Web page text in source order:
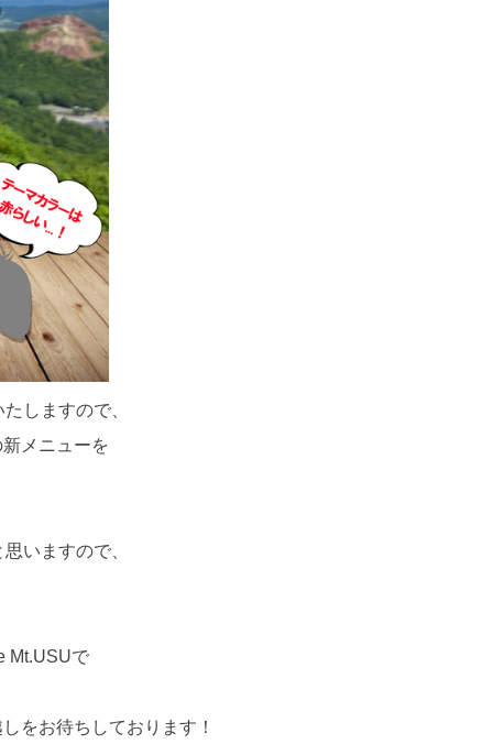
しますので、
メニューを
いますので、
Mt.USUで
をお待ちしております！